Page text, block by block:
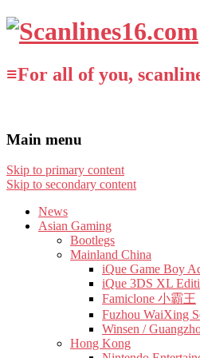
≡For all of you,
Main menu
Skip to primary content
Skip to secondary content
News
Asian Gaming
Bootlegs
Mainland China
iQue Game Boy
iQue 3DS XL
Famiclone 小霸王
Fuzhou WaiXing
Winsen /
Hong Kong